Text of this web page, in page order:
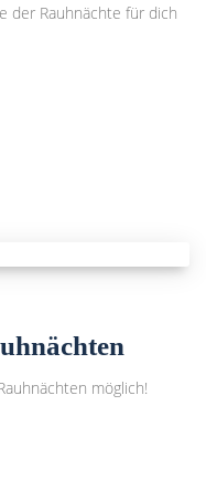
der Rauhnächte für dich
möglich!